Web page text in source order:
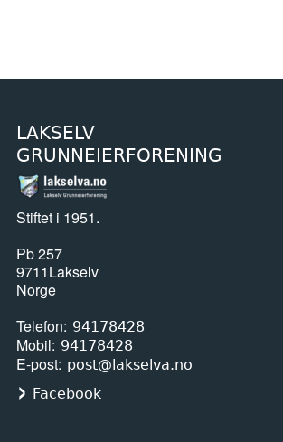
LAKSELV
GRUNNEIERFORENING
Stiftet i 1951.
Pb 257
9711Lakselv
Norge
Telefon
94178428
Mobil 94178428
E-post post@lakselva.no
Facebook